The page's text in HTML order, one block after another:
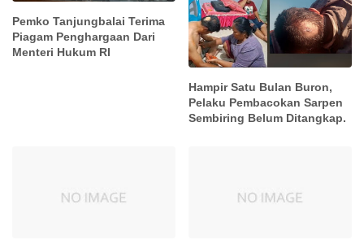
Pemko Tanjungbalai Terima
Piagam Penghargaan Dari
Menteri Hukum RI
Hampir Satu Bulan Buron,
Pelaku Pembacokan Sarpen
Sembiring Belum Ditangkap.